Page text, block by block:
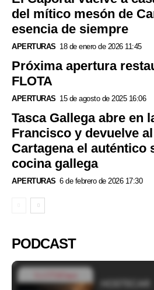
del mítico mesón de
esencia de siempre
APERTURAS 18 de enero de 2026 11:45
Próxima apertura
FLOTA
APERTURAS 15 de agosto de 2025 16:06
Tasca Gallega abre en
Francisco y devuelve
Cartagena el auténtico
cocina gallega
APERTURAS 6 de febrero de 2026 17:30
PODCAST